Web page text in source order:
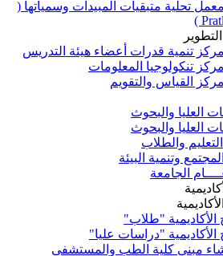
معمل تحلية متبقيات المبيدات وسمياتها (
Pratl )
مركز تنمية قدرات أعضاء هيئة التدريس
مركز تنكولوجيا المعلومات
مركز القياس والتقويم
العليا والبحوث
العليا والبحوث
والطلاب
وتنمية البيئة
الجامعة
الأكاديمية "طلاب"
الأكاديمية "دراسات عليا"
مبنى كلية الطب والمستشفى